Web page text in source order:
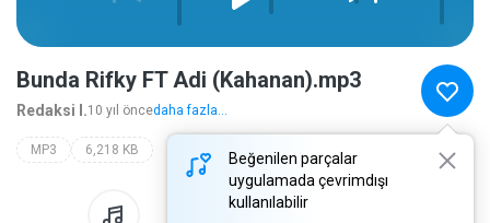
Beğenilen parçalar
uygulamada çevrimdışı
kullanılabilir
Bunda Rifky FT Adi (Kahanan).mp3
Redaksi I.10 yıl öncedaha fazla...
MP3 6,218 KB